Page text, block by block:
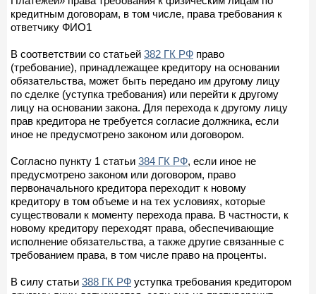
кредитным договорам, в том числе, права требования к
ответчику ФИО1
В соответствии со статьей 382 ГК РФ право
(требование), принадлежащее кредитору на основании
обязательства, может быть передано им другому лицу
по сделке (уступка требования) или перейти к другому
лицу на основании закона. Для перехода к другому лицу
прав кредитора не требуется согласие должника, если
иное не предусмотрено законом или договором.
Согласно пункту 1 статьи 384 ГК РФ, если иное не
предусмотрено законом или договором, право
первоначального кредитора переходит к новому
кредитору в том объеме и на тех условиях, которые
существовали к моменту перехода права. В частности, к
новому кредитору переходят права, обеспечивающие
исполнение обязательства, а также другие связанные с
требованием права, в том числе право на проценты.
В силу статьи 388 ГК РФ уступка требования кредитором